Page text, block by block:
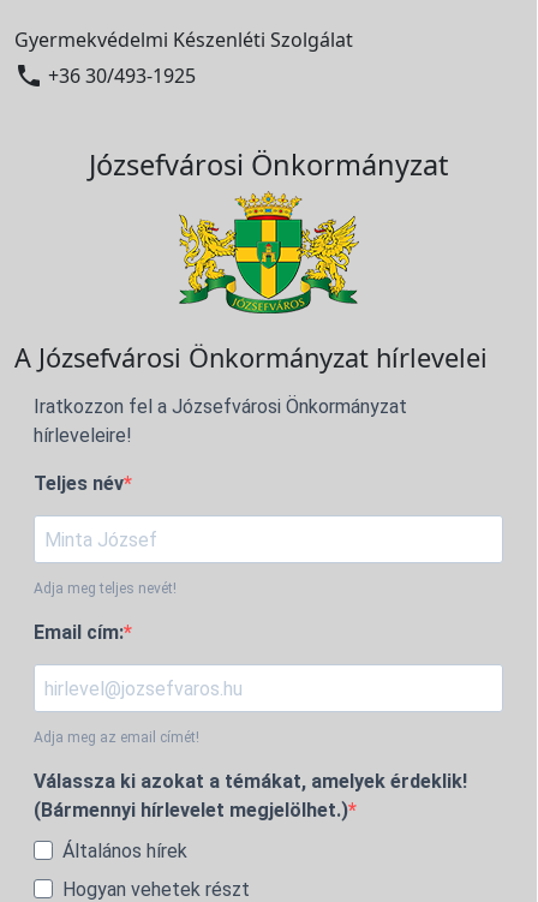
Gyermekvédelmi Készenléti Szolgálat
 +36 30/493-1925
Józsefvárosi Önkormányzat
A Józsefvárosi Önkormányzat hírlevelei
Iratkozzon fel a Józsefvárosi Önkormányzat
hírleveleire!
Teljes név
Adja meg teljes nevét!
Email cím:
Adja meg az email címét!
Válassza ki azokat a témákat, amelyek érdeklik!
(Bármennyi hírlevelet megjelölhet.)
Általános hírek
Hogyan vehetek részt